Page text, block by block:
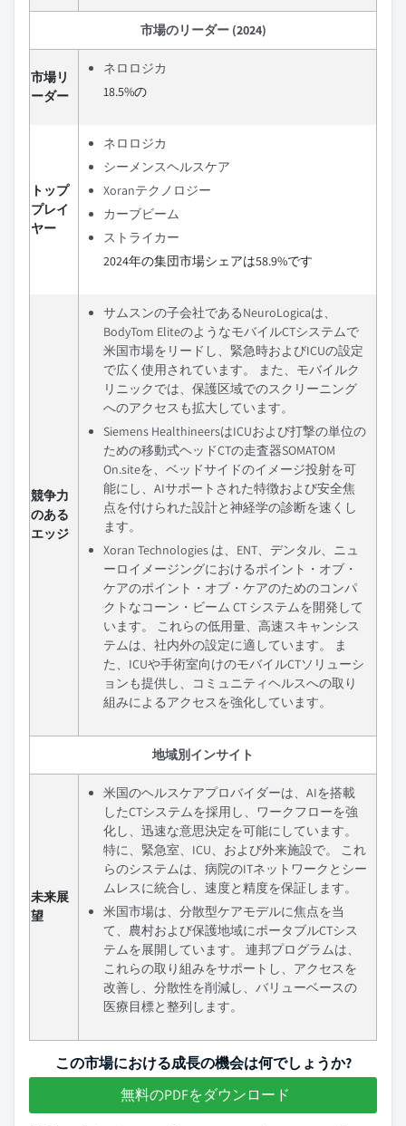
市場のリーダー (2024)
市場リ
ーダー
ネロロジカ
18.5%の
トップ
プレイ
ヤー
ネロロジカ
シーメンスヘルスケア
Xoranテクノロジー
カーブビーム
ストライカー
2024年の集団市場シェアは58.9%です
競争力
のある
エッジ
サムスンの子会社であるNeuroLogicaは、
BodyTom EliteのようなモバイルCTシステムで
米国市場をリードし、緊急時およびICUの設定
で広く使用されています。 また、モバイルク
リニックでは、保護区域でのスクリーニング
へのアクセスも拡大しています。
Siemens HealthineersはICUおよび打撃の単位の
ための移動式ヘッドCTの走査器SOMATOM
On.siteを、ベッドサイドのイメージ投射を可
能にし、AIサポートされた特徴および安全焦
点を付けられた設計と神経学の診断を速くし
ます。
Xoran Technologies は、ENT、デンタル、ニュ
ーロイメージングにおけるポイント・オブ・
ケアのポイント・オブ・ケアのためのコンパ
クトなコーン・ビーム CT システムを開発して
います。 これらの低用量、高速スキャンシス
テムは、社内外の設定に適しています。 ま
た、ICUや手術室向けのモバイルCTソリューシ
ョンも提供し、コミュニティヘルスへの取り
組みによるアクセスを強化しています。
地域別インサイト
未来展
望
米国のヘルスケアプロバイダーは、AIを搭載
したCTシステムを採用し、ワークフローを強
化し、迅速な意思決定を可能にしています。
特に、緊急室、ICU、および外来施設で。 これ
らのシステムは、病院のITネットワークとシー
ムレスに統合し、速度と精度を保証します。
米国市場は、分散型ケアモデルに焦点を当
て、農村および保護地域にポータブルCTシス
テムを展開しています。 連邦プログラムは、
これらの取り組みをサポートし、アクセスを
改善し、分散性を削減し、バリューベースの
医療目標と整列します。
この市場における成長の機会は何でしょうか?
無料のPDFをダウンロード